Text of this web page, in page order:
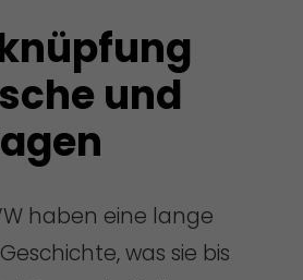
und
haben eine lange
was sie bis